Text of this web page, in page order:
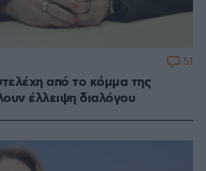
από το κόμμα της
έλλειψη διαλόγου
51